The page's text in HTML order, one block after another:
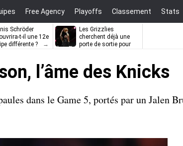
Free Agency Playoffs Classement Stats
Schröder
t-il une 12e
différente ?
Les Grizzlies
cherchent déjà une
porte de sortie pour
l’âme des Knicks
dans le Game 5, portés par un Jalen